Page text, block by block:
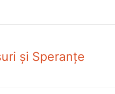
și Speranțe